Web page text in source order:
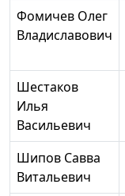
Фомичев Олег
Владиславович
Шестаков
Илья
Васильевич
Шипов Савва
Витальевич